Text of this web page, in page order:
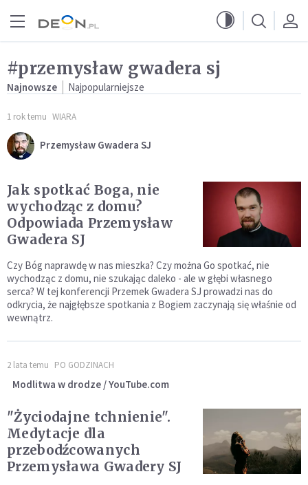
#przemysław gwadera sj
Najnowsze Najpopularniejsze
1 rok temu WIARA
Przemysław Gwadera SJ
Jak spotkać Boga, nie
wychodząc z domu?
Odpowiada Przemysław
Gwadera SJ
Czy Bóg naprawdę w nas mieszka? Czy można Go spotkać, nie
wychodząc z domu, nie szukając daleko - ale w głębi własnego
serca? W tej konferencji Przemek Gwadera SJ prowadzi nas do
odkrycia, że najgłębsze spotkania z Bogiem zaczynają się właśnie od
wewnątrz.
2 lata temu PO GODZINACH
Modlitwa w drodze / YouTube.com
"Życiodajne tchnienie".
Medytacje dla
przebodźcowanych
Przemysława Gwadery SJ